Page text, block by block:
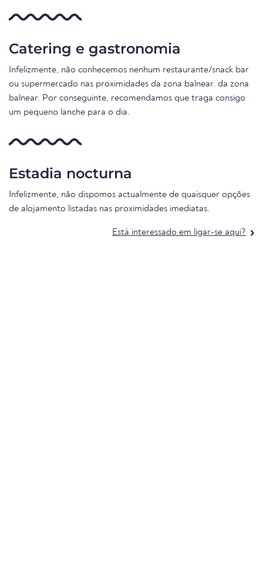
Catering e gastronomia
Infelizmente, não conhecemos nenhum restaurante/snack bar
ou supermercado nas proximidades da zona balnear. da zona
balnear. Por conseguinte, recomendamos que traga consigo
um pequeno lanche para o dia.
Estadia nocturna
Infelizmente, não dispomos actualmente de quaisquer opções
de alojamento listadas nas proximidades imediatas.
Está interessado em ligar-se aqui?